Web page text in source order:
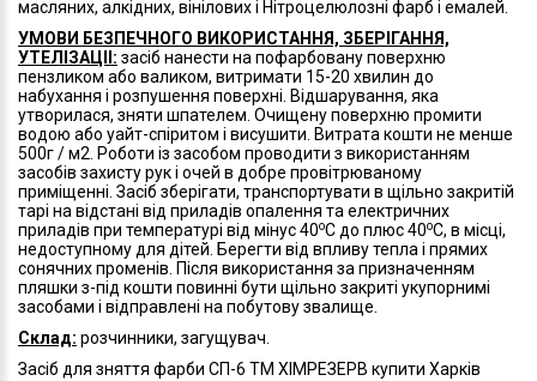
масляних, алкідних, вінілових і Нітроцелюлозні фарб і емалей.
УМОВИ БЕЗПЕЧНОГО ВИКОРИСТАННЯ, ЗБЕРІГАННЯ,
УТЕЛІЗАЦІІ: засіб нанести на пофарбовану поверхню
пензликом або валиком, витримати 15-20 хвилин до
набухання і розпушення поверхні. Відшарування, яка
утворилася, зняти шпателем. Очищену поверхню промити
водою або уайт-спіритом і висушити. Витрата кошти не менше
500г / м2. Роботи із засобом проводити з використанням
засобів захисту рук і очей в добре провітрюваному
приміщенні. Засіб зберігати, транспортувати в щільно закритій
тарі на відстані від приладів опалення та електричних
приладів при температурі від мінус 40оС до плюс 40оС, в місці,
недоступному для дітей. Берегти від впливу тепла і прямих
сонячних променів. Після використання за призначенням
пляшки з-під кошти повинні бути щільно закриті укупорнимі
засобами і відправлені на побутову звалище.
Склад: розчинники, загущувач.
Засіб для зняття фарби СП-6 ТМ ХІМРЕЗЕРВ купити Харків